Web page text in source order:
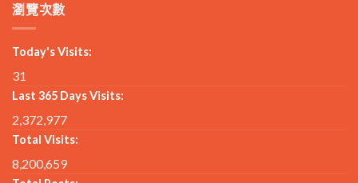
瀏覽次數
Today's Visits:
31
Last 365 Days Visits:
2,372,977
Total Visits:
8,200,659